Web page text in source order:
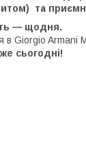
та
— щодня.
в Giorgio Armani
сьогодні!